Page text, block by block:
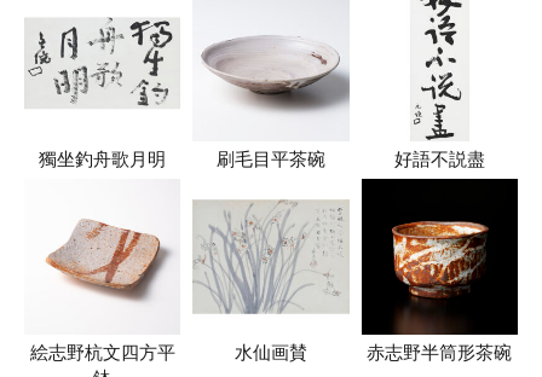
獨坐釣舟歌月明 刷毛目平茶碗 好語不説盡
絵志野杭文四方平
水仙画賛 赤志野半筒形茶碗